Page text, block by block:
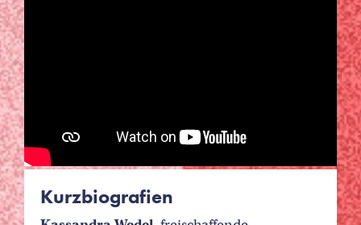
Kurzbiografien